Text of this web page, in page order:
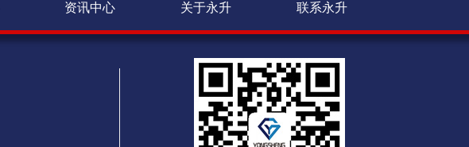
资讯中心 关于永升 联系永升